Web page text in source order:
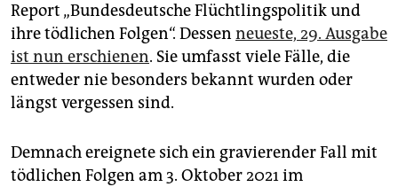
epaper login
Report „Bundesdeutsche Flüchtlingspolitik und
ihre tödlichen Folgen“. Dessen neueste, 29. Ausgabe
ist nun erschienen. Sie umfasst viele Fälle, die
entweder nie besonders bekannt wurden oder
längst vergessen sind.
Demnach ereignete sich ein gravierender Fall mit
tödlichen Folgen am 3. Oktober 2021 im